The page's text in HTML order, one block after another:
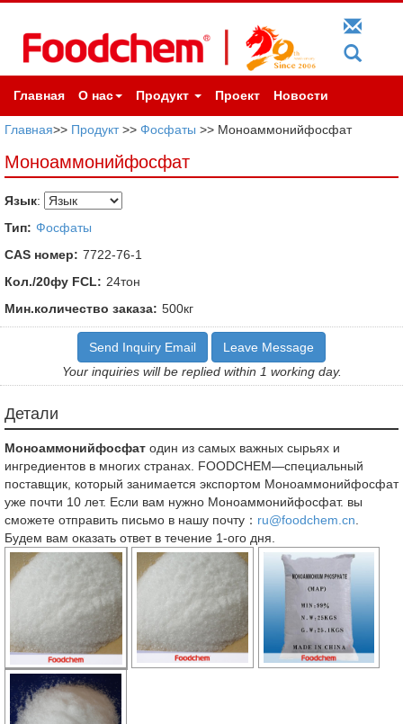
Главная О нас Продукт Проект Новости
Главная>> Продукт>> Фосфаты >> Моноаммонийфосфат
Моноаммонийфосфат
Язык:
Тип: Фосфаты
CAS номер: 7722-76-1
Кол./20фу FCL: 24тон
Мин.количество заказа: 500кг
Send Inquiry Email
Leave Message
Your inquiries will be replied within 1 working day.
Детали
Моноаммонийфосфат один из самых важных сырьях и
ингредиентов в многих странах. FOODCHEM—специальный
поставщик, который занимается экспортом Моноаммонийфосфат
уже почти 10 лет. Если вам нужно Моноаммонийфосфат. вы
сможете отправить письмо в нашу почту： ru@foodchem.cn
Будем вам оказать ответ в течение 1-ого дня.